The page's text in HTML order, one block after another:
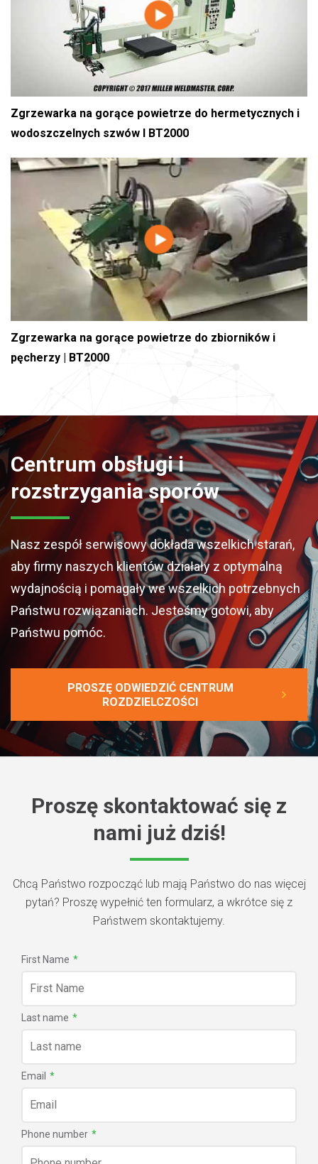
Zgrzewarka na gorące powietrze do hermetycznych i
wodoszczelnych szwów l BT2000
Zgrzewarka na gorące powietrze do zbiorników i
pęcherzy | BT2000
Centrum obsługi i
rozstrzygania sporów
Nasz zespół serwisowy dokłada wszelkich starań,
aby firmy naszych klientów działały z optymalną
wydajnością i pomagały we wszelkich potrzebnych
Państwu rozwiązaniach. Jesteśmy gotowi, aby
Państwu pomóc.
PROSZĘ ODWIEDZIĆ CENTRUM
ROZDZIELCZOŚCI
Proszę skontaktować się z
nami już dziś!
Chcą Państwo rozpocząć lub mają Państwo do nas więcej
pytań? Proszę wypełnić ten formularz, a wkrótce się z
Państwem skontaktujemy.
First Name *
Last name *
Email *
Phone number *